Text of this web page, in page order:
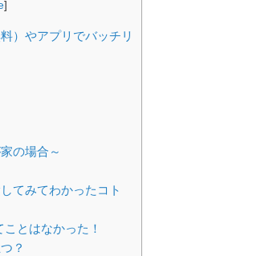
]
）やアプリでバッチリ
の場合～
てみてわかったコト
とはなかった！
？